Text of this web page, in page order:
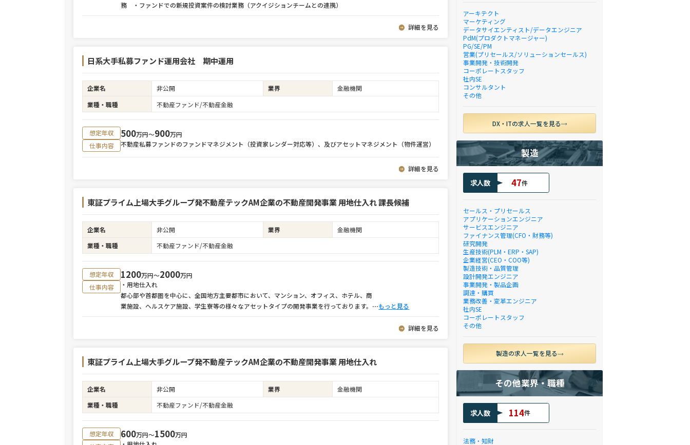
務 ・ファンドでの新規投資案件の検討業務（アクイジションチームとの連携）
詳細を見る
日系大手私募ファンド運用会社 期中運用
企業名 非公開 業界
金融機関
業種・職種
不動産ファンド/不動産金融
想定年収 500万円〜900万円
仕事内容
不動産私募ファンドのファンドマネジメント（投資家レンダー対応等）、及びアセットマネジメント（物件運営）
詳細を見る
東証プライム上場大手グループ発不動産テックAM企業の不動産開発事業 用地仕入れ 課長候補
企業名 非公開 業界
金融機関
業種・職種
不動産ファンド/不動産金融
想定年収 1200万円〜2000万円
仕事内容
・用地仕入れ
都心部や首都圏を中心に、全国地方主要都市において、マンション、オフィス、ホテル、商
業施設、ヘルスケア施設、学生寮等の様々なアセットタイプの開発事業を行っております。 ⋯もっと見る
詳細を見る
東証プライム上場大手グループ発不動産テックAM企業の不動産開発事業 用地仕入れ
企業名 非公開 業界
金融機関
業種・職種
不動産ファンド/不動産金融
想定年収 600万円〜1500万円
アーキテクト
マーケティング
データサイエンティスト/データエンジニア
PdM(プロダクトマネージャー)
PG/SE/PM
営業(プリセールス/ソリューションセールス)
事業開発・技術開発
コーポレートスタッフ
社内SE
コンサルタント
その他
DX・ITの求人一覧を見る
製造
求人数 47件
セールス・プリセールス
アプリケーションエンジニア
サービスエンジニア
ファイナンス管理(CFO・財務等)
研究開発
生産技術(PLM・ERP・SAP)
企業経営(CEO・COO等)
製造技術・品質管理
設計開発エンジニア
事業開発・製品企画
調達・購買
業務改善・変革エンジニア
社内SE
コーポレートスタッフ
その他
製造の求人一覧を見る
その他業界・職種
求人数 114件
法務・知財